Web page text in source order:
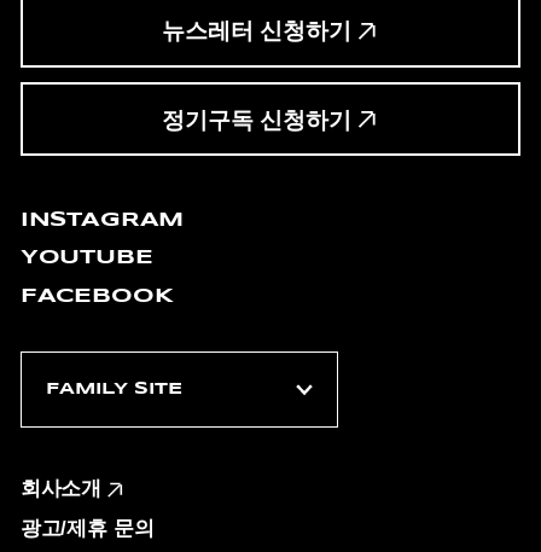
뉴스레터 신청하기
정기구독 신청하기
INSTAGRAM
YOUTUBE
FACEBOOK
회사소개
광고/제휴 문의